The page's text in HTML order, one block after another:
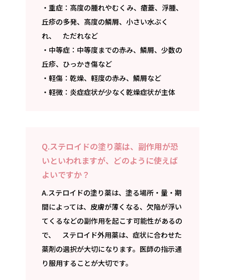
・重症：高度の腫れやむくみ、瘡蓋、浮腫、
丘疹の多発、高度の鱗屑、小さい水ぶく
れ、 ただれなど
・中等症：中等度までの赤み、鱗屑、少数の
丘疹、ひっかき傷など
・軽傷：乾燥、軽度の赤み、鱗屑など
・軽微：炎症症状が少なく乾燥症状が主体
Q.ステロイドの塗り薬は、副作用が恐
いといわれますが、どのように使えば
よいですか？
A.ステロイドの塗り薬は、塗る場所・量・期
間によっては、皮膚が薄くなる、欠陥が浮い
てくるなどの副作用を起こす可能性があるの
で、 ステロイド外用薬は、症状に合わせた
薬剤の選択が大切になります。医師の指示通
り服用することが大切です。